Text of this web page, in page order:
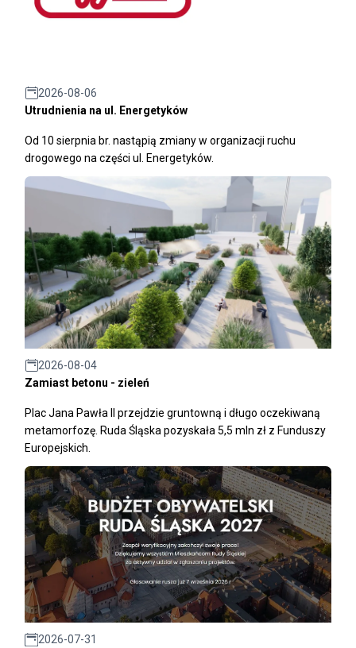
2026-08-06
Utrudnienia na ul. Energetyków
Od 10 sierpnia br. nastąpią zmiany w organizacji ruchu
drogowego na części ul. Energetyków.
2026-08-04
Zamiast betonu - zieleń
Plac Jana Pawła II przejdzie gruntowną i długo oczekiwaną
metamorfozę. Ruda Śląska pozyskała 5,5 mln zł z Funduszy
Europejskich.
2026-07-31